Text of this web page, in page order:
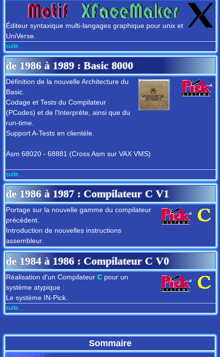
Éditeur syntaxique multi-langages graphique pour unix et
UniVerse.
suite...
de 1986à 1989: Basic 8000
Définition de la nouvelle Architecture du
Basic.
Codage et Tests du Compilateur
(PCodes) et de l'Interprète, ainsi que du
run-time.
Support A-Tests en clientèle.
Asm 68020 - 68881 (Cross Asm sur VAX VMS)
suite...
de 1986à 1987: Compilateur C V1
Portage sur la nouvelle gamme du compilateur
précédent.
Introduction de nouvelles instructions
assembleur.
de 1984à 1986: Compilateur C V0
Réalisation d'un Compilateur C pour un
système atypique :
Le système IN-Pick.
suite...
Sommaire